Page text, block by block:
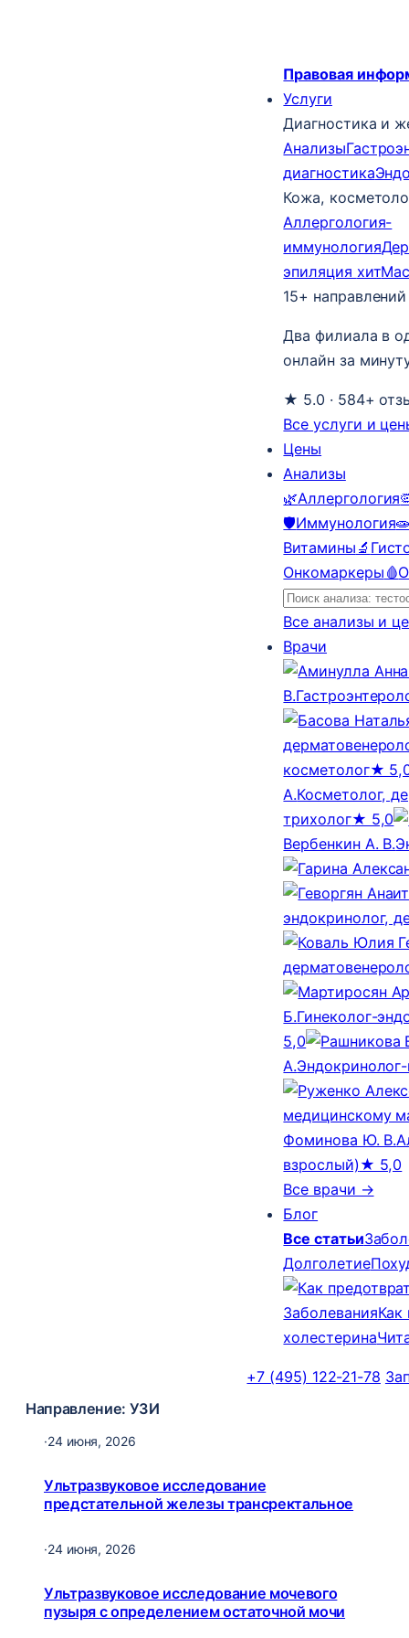
Правовая
Услуги
Диагностика и
Анализы
диагностика
Кожа,
Аллергология-
иммунология
эпиляция хит
15+
Два филиала в
онлайн за
★ 5.0 · 584+
Все услуги и
Цены
Анализы
🌿Аллергология
🛡️Иммунология
Витамины 🔬
Онкомаркеры 🩸
Все анализы и
Врачи
В.
косметолог★
А.Косметолог,
трихолог★ 5,0
Вербенкин А. В.
эндокринолог,
Б.Гинеколог-
5,0
А.
медицинскому
Фоминова Ю. В.
взрослый) ★ 5,0
Все врачи →
Блог
Все статьи
Долголетие
ЗаболеванияКак
холестерина
+7 (495) 122-21-78
Направление: УЗИ
·24 июня, 2026
Ультразвуковое исследование
предстательной железы трансректальное
·24 июня, 2026
Ультразвуковое исследование мочевого
пузыря с определением остаточной мочи